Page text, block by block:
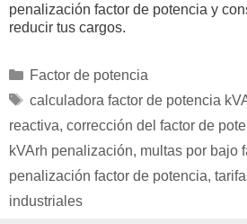
penalización factor de potencia y
reducir tus cargos.
Categorías
Factor de potencia
Etiquetas
calculadora factor de potencia
reactiva, corrección del factor de
kVArh penalización, multas por bajo
penalización factor de potencia,
industriales